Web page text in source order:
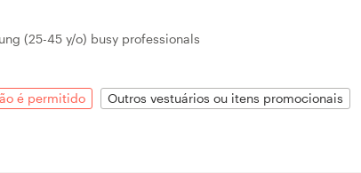
(25-45 y/o) busy professionals
é permitido
Outros vestuários ou itens promocionais